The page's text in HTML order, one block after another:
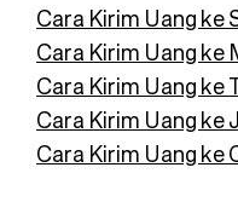
Cara Kirim Uang ke
Cara Kirim Uang ke
Cara Kirim Uang ke
Cara Kirim Uang ke
Cara Kirim Uang ke